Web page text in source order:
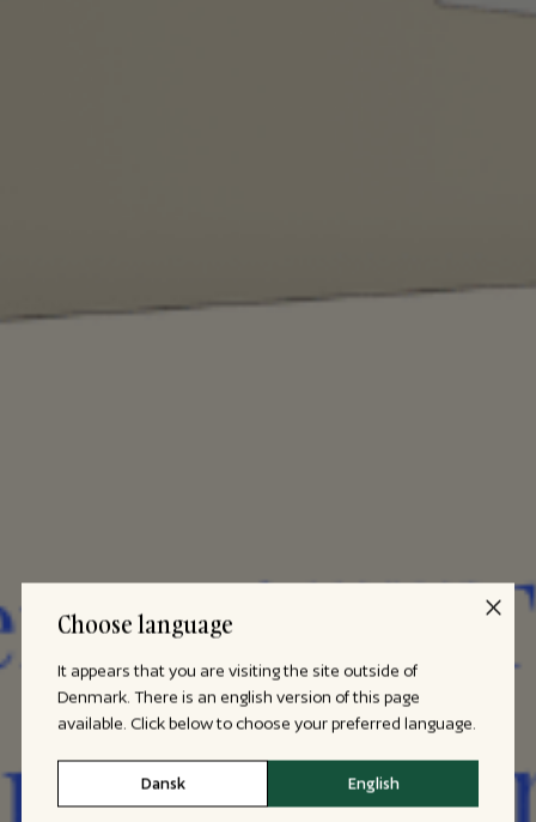
Choose language
It appears that you are visiting the site outside of
Denmark. There is an english version of this page
available. Click below to choose your preferred language.
Dansk English